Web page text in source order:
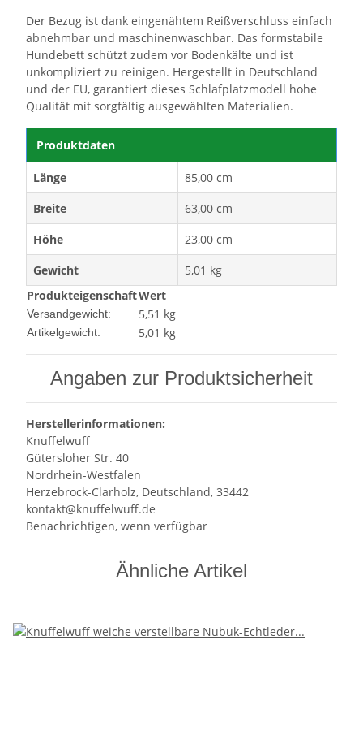
Der Bezug ist dank eingenähtem Reißverschluss einfach
abnehmbar und maschinenwaschbar. Das formstabile
Hundebett schützt zudem vor Bodenkälte und ist
unkompliziert zu reinigen. Hergestellt in Deutschland
und der EU, garantiert dieses Schlafplatzmodell hohe
Qualität mit sorgfältig ausgewählten Materialien.
Produktdaten
Länge
85,00 cm
Breite
63,00 cm
Höhe
23,00 cm
Gewicht
5,01 kg
ProdukteigenschaftWert
Versandgewicht: 5,51 kg
Artikelgewicht: 5,01 kg
Angaben zur Produktsicherheit
Herstellerinformationen:
Knuffelwuff
Gütersloher Str. 40
Nordrhein-Westfalen
Herzebrock-Clarholz, Deutschland, 33442
kontakt@knuffelwuff.de
Benachrichtigen, wenn verfügbar
Ähnliche Artikel